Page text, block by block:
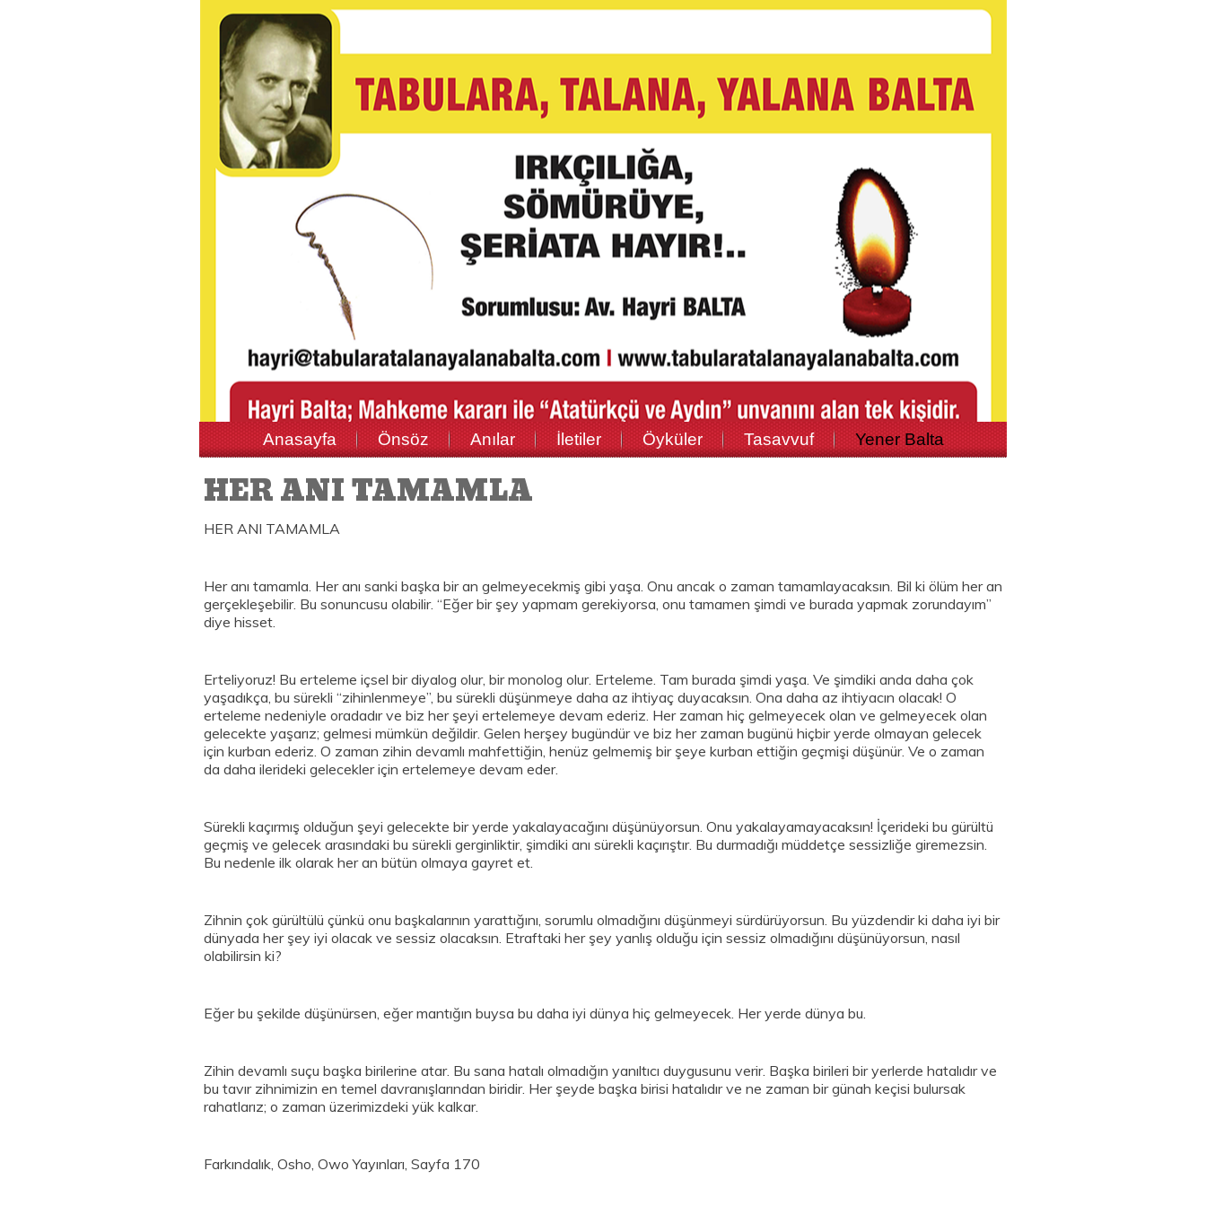
Anasayfa Önsöz Anılar İletiler Öyküler Tasavvuf Yener Balta
HER ANI TAMAMLA
HER ANI TAMAMLA
Her anı tamamla. Her anı sanki başka bir an gelmeyecekmiş gibi yaşa. Onu ancak o zaman tamamlayacaksın. Bil ki ölüm her an
gerçekleşebilir. Bu sonuncusu olabilir. “Eğer bir şey yapmam gerekiyorsa, onu tamamen şimdi ve burada yapmak zorundayım”
diye hisset.
Erteliyoruz! Bu erteleme içsel bir diyalog olur, bir monolog olur. Erteleme. Tam burada şimdi yaşa. Ve şimdiki anda daha çok
yaşadıkça, bu sürekli “zihinlenmeye”, bu sürekli düşünmeye daha az ihtiyaç duyacaksın. Ona daha az ihtiyacın olacak! O
erteleme nedeniyle oradadır ve biz her şeyi ertelemeye devam ederiz. Her zaman hiç gelmeyecek olan ve gelmeyecek olan
gelecekte yaşarız; gelmesi mümkün değildir. Gelen herşey bugündür ve biz her zaman bugünü hiçbir yerde olmayan gelecek
için kurban ederiz. O zaman zihin devamlı mahfettiğin, henüz gelmemiş bir şeye kurban ettiğin geçmişi düşünür. Ve o zaman
da daha ilerideki gelecekler için ertelemeye devam eder.
Sürekli kaçırmış olduğun şeyi gelecekte bir yerde yakalayacağını düşünüyorsun. Onu yakalayamayacaksın! İçerideki bu gürültü
geçmiş ve gelecek arasındaki bu sürekli gerginliktir, şimdiki anı sürekli kaçırıştır. Bu durmadığı müddetçe sessizliğe giremezsin.
Bu nedenle ilk olarak her an bütün olmaya gayret et.
Zihnin çok gürültülü çünkü onu başkalarının yarattığını, sorumlu olmadığını düşünmeyi sürdürüyorsun. Bu yüzdendir ki daha iyi bir
dünyada her şey iyi olacak ve sessiz olacaksın. Etraftaki her şey yanlış olduğu için sessiz olmadığını düşünüyorsun, nasıl
olabilirsin ki?
Eğer bu şekilde düşünürsen, eğer mantığın buysa bu daha iyi dünya hiç gelmeyecek. Her yerde dünya bu.
Zihin devamlı suçu başka birilerine atar. Bu sana hatalı olmadığın yanıltıcı duygusunu verir. Başka birileri bir yerlerde hatalıdır ve
bu tavır zihnimizin en temel davranışlarından biridir. Her şeyde başka birisi hatalıdır ve ne zaman bir günah keçisi bulursak
rahatlarız; o zaman üzerimizdeki yük kalkar.
Farkındalık, Osho, Owo Yayınları, Sayfa 170